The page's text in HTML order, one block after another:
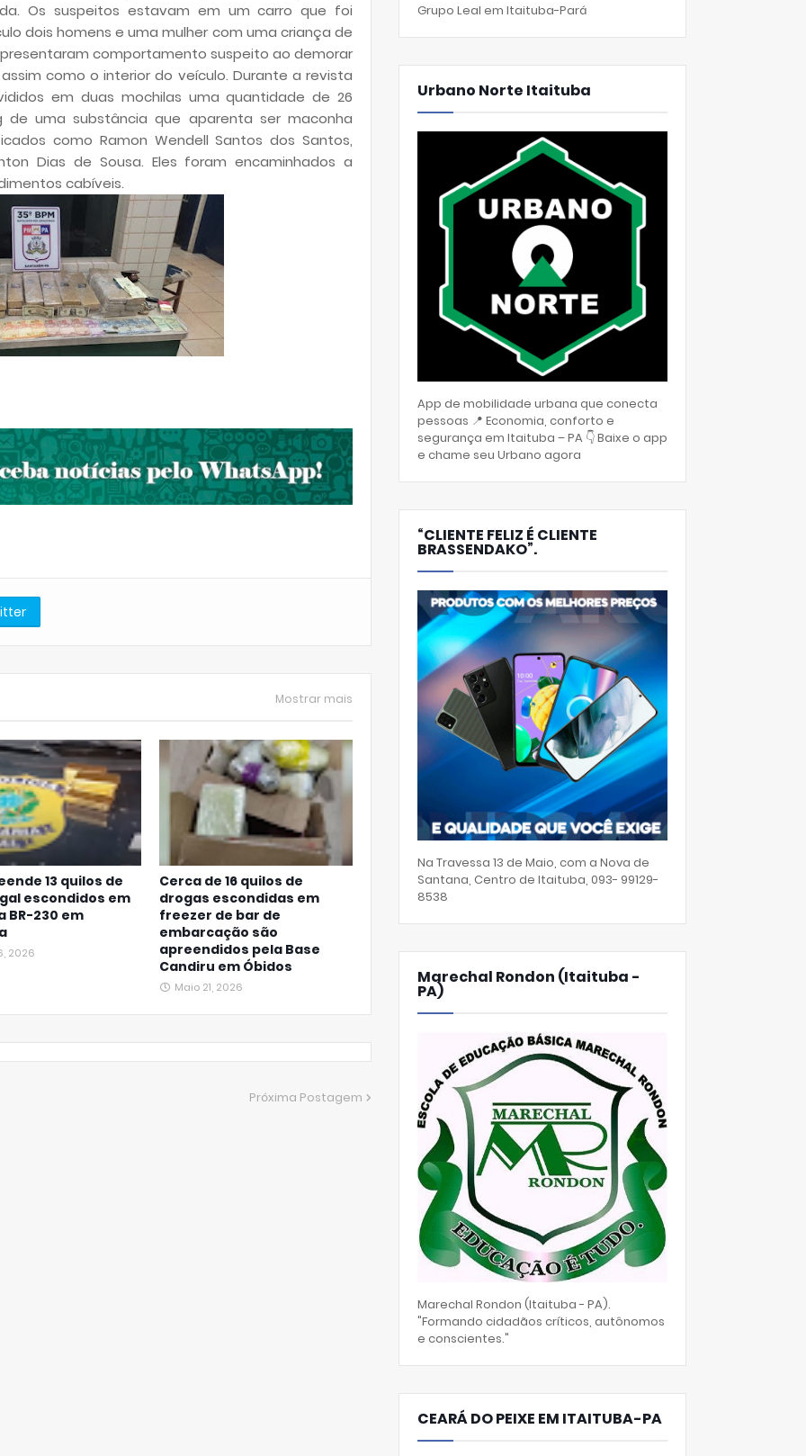
Os suspeitos estavam em um carro que foi
dois homens e uma mulher com uma criança de
comportamento suspeito ao demorar
como o interior do veículo. Durante a revista
em duas mochilas uma quantidade de 26
de uma substância que aparenta ser maconha
como Ramon Wendell Santos dos Santos,
Dias de Sousa. Eles foram encaminhados a
cabíveis.
Mostrar mais
13 quilos de
escondidos em
BR-230 em
2026
Cerca de 16 quilos de
drogas escondidas em
freezer de bar de
embarcação são
apreendidos pela Base
Candiru em Óbidos
Maio 21, 2026
Próxima Postagem
Grupo Leal em Itaituba-Pará
Urbano Norte Itaituba
App de mobilidade urbana que conecta
pessoas 📍 Economia, conforto e
segurança em Itaituba – PA 👇 Baixe o app
e chame seu Urbano agora
“CLIENTE FELIZ É CLIENTE
BRASSENDAKO”.
Na Travessa 13 de Maio, com a Nova de
Santana, Centro de Itaituba, 093- 99129-
8538
Marechal Rondon (Itaituba -
PA)
Marechal Rondon (Itaituba - PA).
"Formando cidadãos críticos, autônomos
e conscientes."
CEARÁ DO PEIXE EM ITAITUBA-PA